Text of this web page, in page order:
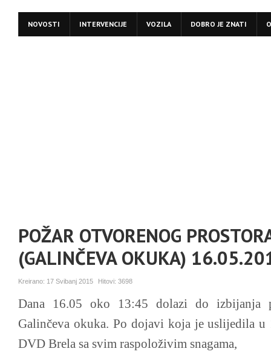
NOVOSTI INTERVENCIJE VOZILA DOBRO JE ZNATI
POŽAR OTVORENOG
(GALINČEVA OKUKA)
Kreirano: 17 Svibanj 2015 Hitovi: 3698
Dana 16.05 oko 13:45 dolazi do izbijanja
Galinčeva okuka. Po dojavi koja je uslijedila u
DVD Brela sa svim raspoloživim snagama,